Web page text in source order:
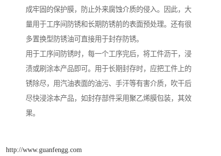
成牢固的保护膜，防止外来腐蚀介质的侵入。因此，大
量用于工序间防锈和长期防锈前的表面预处理。还有很
多置换型防锈油可直接用于封存防锈。
用于工序间防锈时，每一个工序完后，将工件沥干，浸
渍或刷涂本产品即可。用于长期封存时，应把工件上的
锈除尽，用汽油表面的油污、手汗等有害介质，吹干后
尽快浸涂本产品，如封存部件采用聚乙烯膜包装，其效
果。
http://www.guanfengg.com